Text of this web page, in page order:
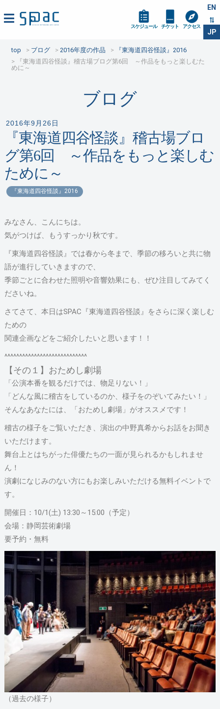
EN
JP
スケジュール チケット アクセス
top ブログ 2016年度の作品
『東海道四谷怪談』2016
『東海道四谷怪談』稽古場ブログ第6回 ～作品をもっと楽しむた
めに～
ブログ
2016年9月26日
『東海道四谷怪談』稽古場ブロ
グ第6回 ～作品をもっと楽しむ
ために～
『東海道四谷怪談』2016
みなさん、こんにちは。
気がつけば、もうすっかり秋です。
『東海道四谷怪談』では春から冬まで、季節の移ろいと共に物
語が進行していきますので、
季節ごとに合わせた照明や音響効果にも、ぜひ注目してみてく
ださいね。
さてさて、本日はSPAC『東海道四谷怪談』をさらに深く楽しむ
ための
関連企画などをご紹介したいと思います！！
^^^^^^^^^^^^^^^^^^^^^^^^^^^^
【その１】おためし劇場
「公演本番を観るだけでは、物足りない！」
「どんな風に稽古をしているのか、様子をのぞいてみたい！」
そんなあなたには、「おためし劇場」がオススメです！
稽古の様子をご覧いただき、演出の中野真希からお話をお聞き
いただけます。
舞台上とはちがった俳優たちの一面が見られるかもしれませ
ん！
演劇になじみのない方にもお楽しみいただける無料イベントで
す。
開催日：10/1(土) 13:30～15:00（予定）
会場：静岡芸術劇場
要予約・無料
（過去の様子）